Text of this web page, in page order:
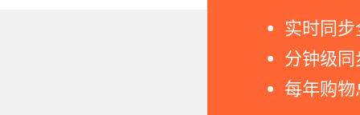
实时同
分钟级
每年购